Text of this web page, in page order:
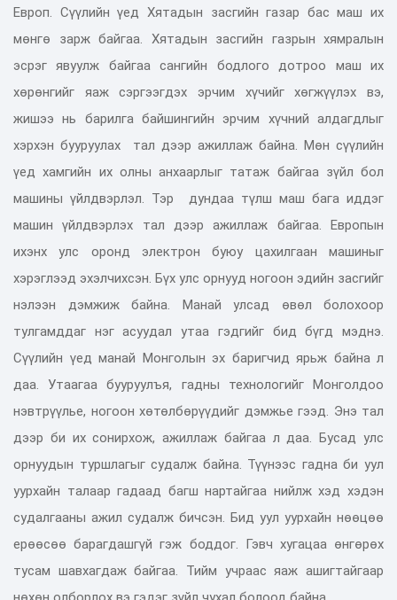
Европ. Сүүлийн үед Хятадын засгийн газар бас маш их
мөнгө зарж байгаа. Хятадын засгийн газрын хямралын
эсрэг явуулж байгаа сангийн бодлого дотроо маш их
хөрөнгийг яаж сэргээгдэх эрчим хүчийг хөгжүүлэх вэ,
жишээ нь барилга байшингийн эрчим хүчний алдагдлыг
хэрхэн бууруулах тал дээр ажиллаж байна. Мөн сүүлийн
үед хамгийн их олны анхаарлыг татаж байгаа зүйл бол
машины үйлдвэрлэл. Тэр дундаа түлш маш бага иддэг
машин үйлдвэрлэх тал дээр ажиллаж байгаа. Европын
ихэнх улс оронд электрон буюу цахилгаан машиныг
хэрэглээд эхэлчихсэн. Бүх улс орнууд ногоон эдийн засгийг
нэлээн дэмжиж байна. Манай улсад өвөл болохоор
тулгамддаг нэг асуудал утаа гэдгийг бид бүгд мэднэ.
Сүүлийн үед манай Монголын эх баригчид ярьж байна л
даа. Утаагаа бууруулъя, гадны технологийг Монголдоо
нэвтрүүлье, ногоон хөтөлбөрүүдийг дэмжье гээд. Энэ тал
дээр би их сонирхож, ажиллаж байгаа л даа. Бусад улс
орнуудын туршлагыг судалж байна. Түүнээс гадна би уул
уурхайн талаар гадаад багш нартайгаа нийлж хэд хэдэн
судалгааны ажил судалж бичсэн. Бид уул уурхайн нөөцөө
ерөөсөө барагдашгүй гэж боддог. Гэвч хугацаа өнгөрөх
тусам шавхагдаж байгаа. Тийм учраас яаж ашигтайгаар